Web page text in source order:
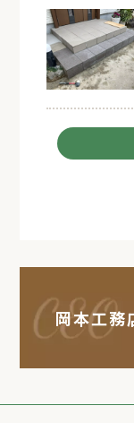
岡本工務